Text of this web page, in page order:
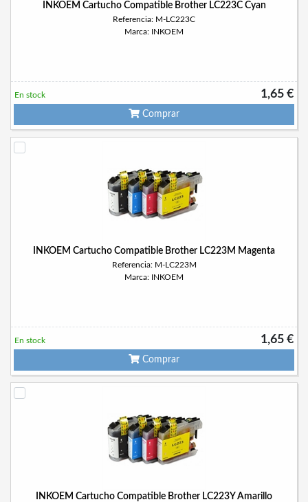
INKOEM Cartucho Compatible Brother LC223C Cyan
Referencia: M-LC223C
Marca: INKOEM
1,65 €
En stock
Comprar
INKOEM Cartucho Compatible Brother LC223M Magenta
Referencia: M-LC223M
Marca: INKOEM
1,65 €
En stock
Comprar
INKOEM Cartucho Compatible Brother LC223Y Amarillo